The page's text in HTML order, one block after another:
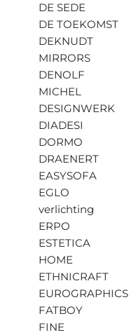
DE SEDE
DE TOEKOMST
DEKNUDT
MIRRORS
DENOLF
MICHEL
DESIGNWERK
DIADESI
DORMO
DRAENERT
EASYSOFA
EGLO
verlichting
ERPO
ESTETICA
HOME
ETHNICRAFT
EUROGRAPHICS
FATBOY
FINE